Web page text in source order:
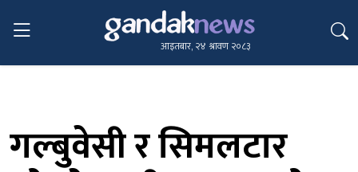
आइतबार, २४ श्रावण २०८३
गल्बुवेसी र सिमलटार